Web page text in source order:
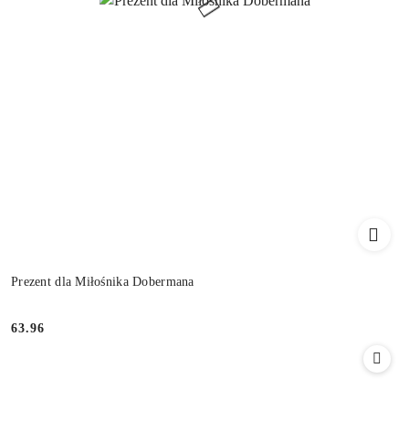
Prezent dla Miłośnika Dobermana
Cena:
63.96